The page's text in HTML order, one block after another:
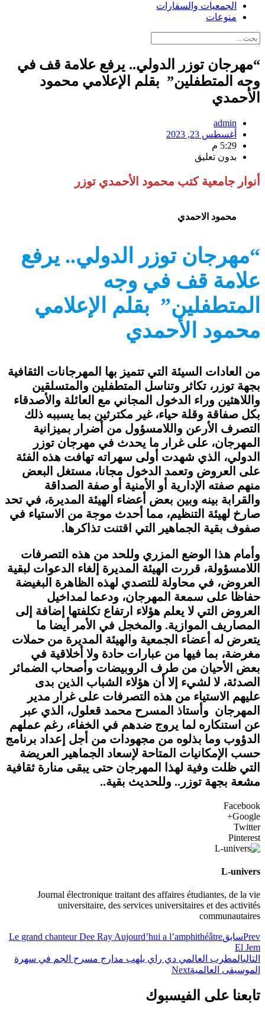
الجمعيات والسفارات
منوعات
“مهرجان توزر الدولي.. يرفع علامة قف في
وجه المتطفلين” بقلم الإعلامي محمود
الأحمدي
admin
أغسطس 23, 2023
5:29 م
بدون تعليق
أنوار جامعية كتب محمود الأحمدي توزر
محمود الاحمدي
“مهرجان توزر الدولي.. يرفع
علامة قف في وجه
المتطفلين” بقلم الإعلامي
محمود الأحمدي
من العادات السيئة التي تتميز بها المهرجانات الثقافية
بجهة توزر، تكاثر وتناسل المتطفلين والمتسلقين
واللاهثين وراء الدخول المجاني مع العائلة والأصدقاء
بكل صفاقة وقلة حياء، غير مكترثين بما يسببه ذلك
التصرف الأرعن واللامسؤول من أضرار بميزانية
المهرجان، على غرار ما يحدث في مهرجان توزر
الدولي، الذي شهدت أولى سهراته تهافت هذه الفئة
على العروض وتعمد الدخول مجانا، مستغل البعض
منهم صفته الإدارية أو الأمنية أو صفة الصداقة
والقرابة بينه وبين بعض أعضاء الهيئة المديرة، في تحد
صارخ لهيئة التنظيم، مما أحدث موجة من الاستياء في
صفوف بقية الجماهير التي اقتنت تذاكرها.
وأمام هذا الوضع المزري وللحد من هذه التصرفات
اللامسؤولة، قررت الهيئة المديرة إلغاء الدعوات لبقية
العروض، في محاولة للتصدي لهذه الظاهرة البغيضة
حفاظا على سمعة المهرجان، ودعما لمداخيل
العروض التي لا يعلم هؤلاء ارتفاع تكلفتها إضافة إلى
المصاريف الموازية. والمخجل في الأمر أيضا ما
يتعرض له أعضاء الجمعية والهيئة المديرة من حملات
مغرضة، بما فيها من عبارات حادة ولا أخلاقية في
بعض الأحيان من طرف الروبيضات وأصحاب الضمائر
الصدئة، لا لشيء إلا أن هؤلاء الشباب الذين بدى
عليهم الاستياء من هذه التصرفات على غرار مدير
المهرجان وأستاذ المسرح محمد قعلول، الذي عبر
عن استنكاره لما يروج ضدهم في الخفاء، رغم عملهم
الدؤوب وما بذلوه من مجهودات من أجل إعداد برنامج
حسب الإمكانيات المتاحة لإسعاد الجماهير العريضة
التي ظلت وفية لهذا المهرجان حتى يبقى منارة ثقافية
مشعة بجهة توزر.. وللحديث بقية..
Facebook
Google+
Twitter
Pinterest
L-univers
Journal électronique traitant des affaires étudiantes, de la vie
universitaire, des services universitaires et des activités
communautaires
PrevسابقLe grand chanteur Dee Ray Aujourd’hui a l’amphithéâtre
El Jem
التاليالمطرب العالمي دي راي يلهب مدارج مسرح الجم في سهرة
الموسيقى العالميةNext
تابعنا على الفيسبوك